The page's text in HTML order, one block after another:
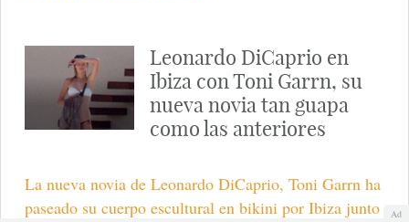
Leonardo DiCaprio en
Ibiza con Toni Garrn, su
nueva novia tan guapa
como las anteriores
La nueva novia de Leonardo DiCaprio, Toni Garrn ha
paseado su cuerpo escultural en bikini por Ibiza junto
Ad